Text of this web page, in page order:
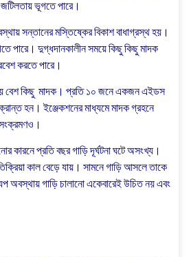
ভূগতে পারে।
সন্তানের মস্তিষ্কের বিকাশ বাধাগ্রস্থ হয়।
পারে। দুগ্ধদানকালীন সময়ে কিছু কিছু মাদক
করতে পারে।
বেশ কিছু মাদক। প্রতি ১০ জনে একজন এইডস
হন। ইঞ্জেকশনের মাধ্যমে মাদক গ্রহনে
সংক্রমণও।
কারনে প্রতি বছর গাড়ি দূর্ঘটনা ঘটে অসংখ্য।
কাল বেড়ে যায়। সামনে গাড়ি আসলে তাকে
অবস্থায় গাড়ি চালানো একেবারেই উচিত নয় এবং